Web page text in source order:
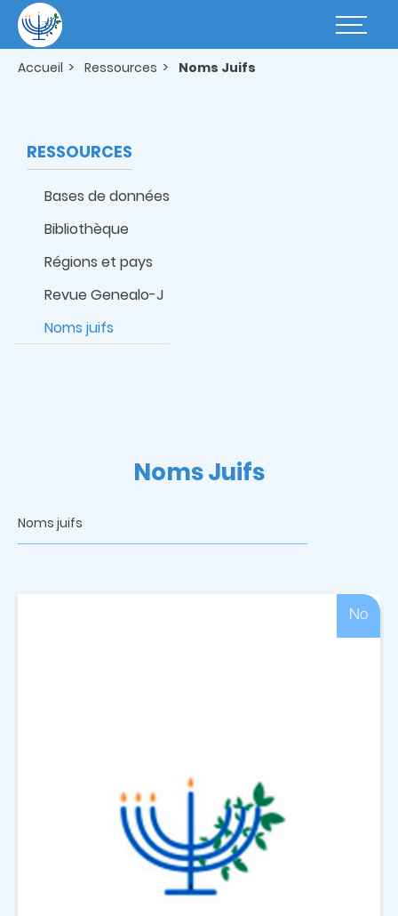
contenu
principal
Basculer
Accueil Ressources Noms Juifs
RESSOURCES
Bases de données
Bibliothèque
Régions et pays
Revue Genealo-J
Noms juifs
Noms Juifs
Noms juifs
No